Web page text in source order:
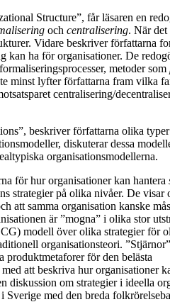
Structure”, får läsaren en
och centralisering. När
Vidare beskriver författarna
kan ha för organisationer. De
metoder som
minst lyfter författarna fram vilka
centralisering/
beskriver författarna olika
diskuterar dessa
organisationsmodellerna.
för hur organisationer kan hantera
strategier på olika nivåer. De visar
att samma organisation kanske
är ”mogna” i olika stor
modell över olika strategier för
organisationsteori.
produktmetaforer för den belästa
att beskriva hur organisationer
diskussion om strategier i ideella
med den breda